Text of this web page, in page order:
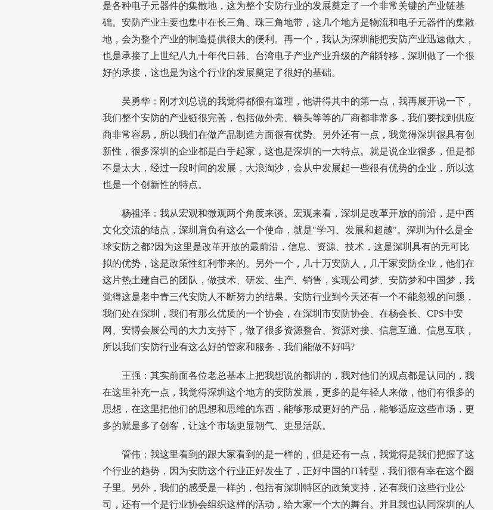
是各种电子元器件的集散地，这为整个安防行业的发展奠定了一个非常关键的产业链基
础。安防产业主要也集中在长三角、珠三角地带，这几个地方是物流和电子元器件的集散
地，会为整个产业的制造提供很大的便利。再一个，我认为深圳能把安防产业迅速做大，
也是承接了上世纪八九十年代日韩、台湾电子产业产业升级的产能转移，深圳做了一个很
好的承接，这也是为这个行业的发展奠定了很好的基础。
吴勇华：刚才刘总说的我觉得都很有道理，他讲得其中的第一点，我再展开说一下，
我们整个安防的产业链很完善，包括做外壳、镜头等等的厂商都非常多，我们要找到供应
商非常容易，所以我们在做产品制造方面很有优势。另外还有一点，我觉得深圳很具有创
新性，很多深圳的企业都是白手起家，这也是深圳的一大特点。就是说企业很多，但是都
不是太大，经过一段时间的发展，大浪淘沙，会从中发展起一些很有优势的企业，所以这
也是一个创新性的特点。
杨祖泽：我从宏观和微观两个角度来谈。宏观来看，深圳是改革开放的前沿，是中西
文化交流的结点，深圳肩负有这么一个使命，就是"学习、发展和超越"。深圳为什么是全
球安防之都?因为这里是改革开放的最前沿，信息、资源、技术，这是深圳具有的无可比
拟的优势，这是政策性红利带来的。另外一个，几十万安防人，几千家安防企业，他们在
这片热土建自己的团队，做技术、研发、生产、销售，实现公司梦、安防梦和中国梦，我
觉得这是老中青三代安防人不断努力的结果。安防行业到今天还有一个不能忽视的问题，
我们处在深圳，我们有那么优质的一个协会，在深圳市安防协会、在杨会长、CPS中安
网
、安博会展公司的大力支持下，做了很多资源整合、资源对接、信息互通、信息互联，
所以我们安防行业有这么好的管家和服务，我们能做不好吗?
王强：其实前面各位老总基本上把我想说的都讲的，我对他们的观点都是认同的，我
在这里补充一点，我觉得深圳这个地方的安防发展，更多的是年轻人来做，他们有很多的
思想，在这里把他们的思想和思维的东西，能够形成更好的产品，能够适应这些市场，更
多的就是多了创客，让这个市场更显朝气、更显活跃。
管伟：我这里看到的跟大家看到的是一样的，但是还有一点，我觉得是我们把握了这
个行业的趋势，因为安防这个行业正好发生了，正好中国的IT转型，我们很有幸在这个圈
子里。另外，我们的感受是一样的，包括有深圳特区的政策支持，还有我们这些行业公
司，还有一个是行业协会组织这样的活动，给大家一个大的舞台。并且我也认同深圳的人